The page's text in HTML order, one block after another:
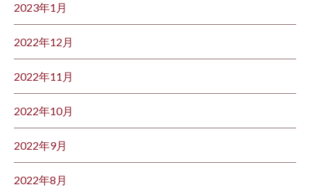
2023年1月
2022年12月
2022年11月
2022年10月
2022年9月
2022年8月